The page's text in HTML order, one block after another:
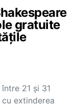
gratuite
21 şi 31
extinderea